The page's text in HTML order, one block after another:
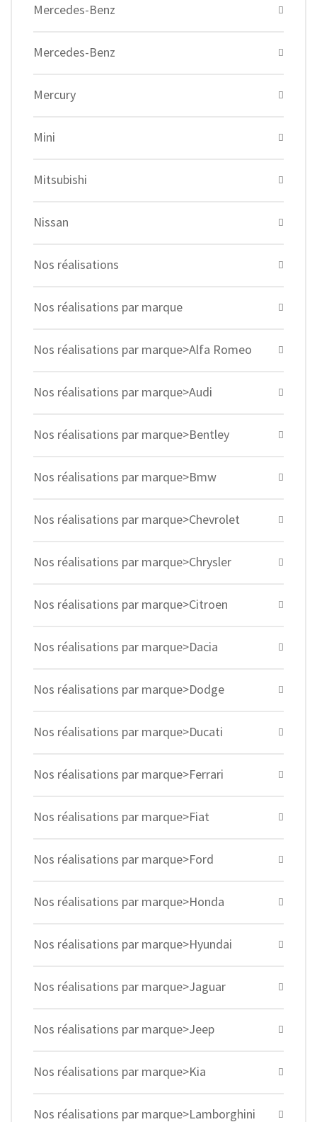
Mercedes-Benz
Mercedes-Benz
Mercury
Mini
Mitsubishi
Nissan
Nos réalisations
Nos réalisations par marque
Nos réalisations par marque>Alfa Romeo
Nos réalisations par marque>Audi
Nos réalisations par marque>Bentley
Nos réalisations par marque>Bmw
Nos réalisations par marque>Chevrolet
Nos réalisations par marque>Chrysler
Nos réalisations par marque>Citroen
Nos réalisations par marque>Dacia
Nos réalisations par marque>Dodge
Nos réalisations par marque>Ducati
Nos réalisations par marque>Ferrari
Nos réalisations par marque>Fiat
Nos réalisations par marque>Ford
Nos réalisations par marque>Honda
Nos réalisations par marque>Hyundai
Nos réalisations par marque>Jaguar
Nos réalisations par marque>Jeep
Nos réalisations par marque>Kia
Nos réalisations par marque>Lamborghini